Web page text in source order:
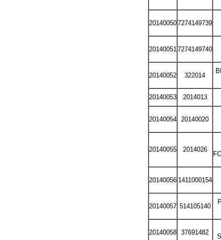
201400507274149739
20140051 7274149740
20140052 322014
20140053 2014013
20140054 20140020
20140055 2014026
20140056 1411000154
20140057 514105140
20140058 37691482